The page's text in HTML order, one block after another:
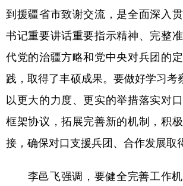
到援疆省市致谢交流，是全面深入
书记重要讲话重要指示精神、完整
代党的治疆方略和党中央对兵团的
践，取得了丰硕成果。要做好学习考
以更大的力度、更实的举措落实对
框架协议，拓展完善新的机制，积
接，确保对口支援兵团、合作发展取
李邑飞强调，要健全完善工作机